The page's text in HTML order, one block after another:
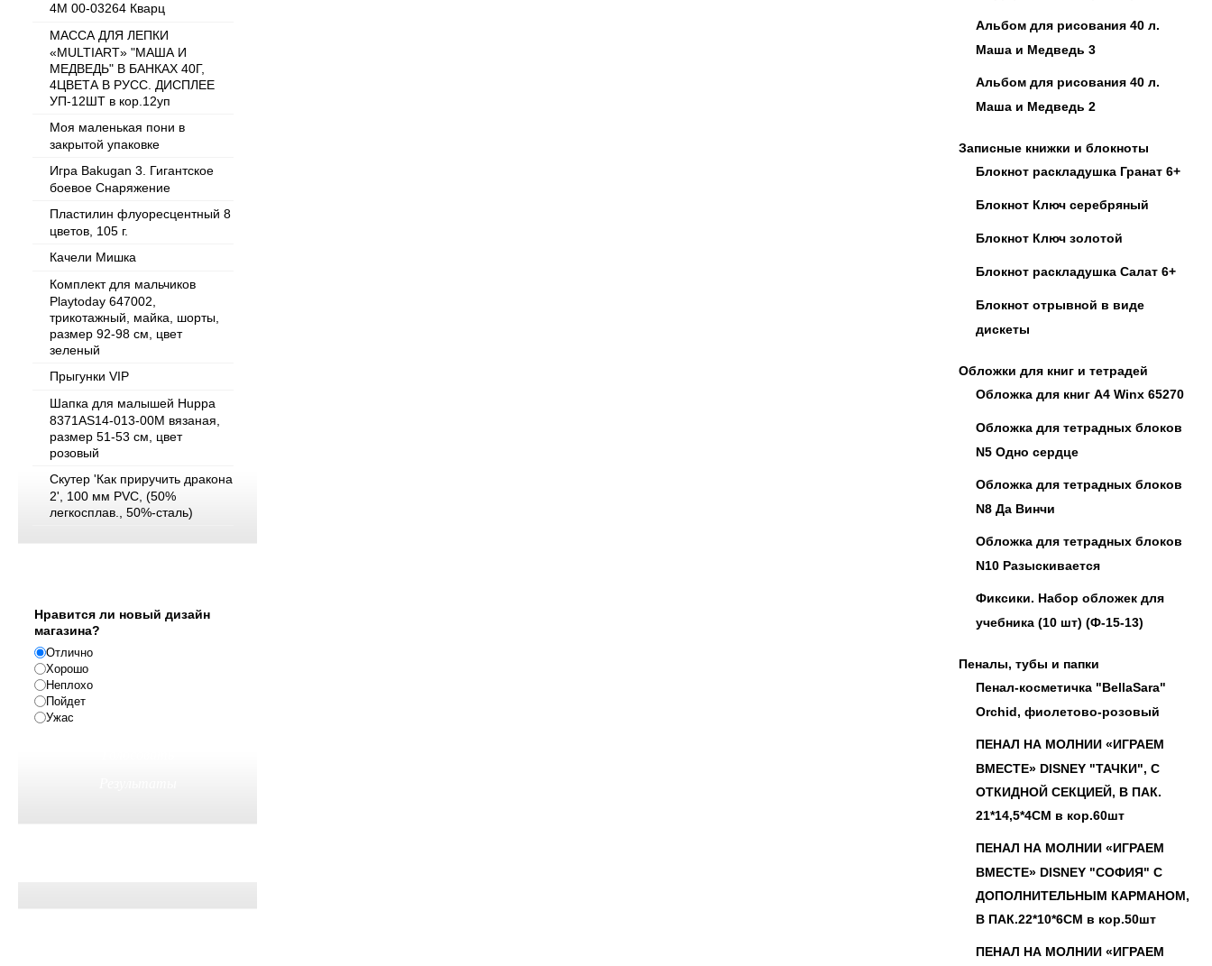
Альбом для рисования 40 л.
Маша и Медведь 3
Альбом для рисования 40 л.
Маша и Медведь 2
Записные книжки и блокноты
Блокнот раскладушка Гранат 6+
Блокнот Ключ серебряный
Блокнот Ключ золотой
Блокнот раскладушка Салат 6+
Блокнот отрывной в виде
дискеты
Обложки для книг и тетрадей
Обложка для книг А4 Winx 65270
Обложка для тетрадных блоков
N5 Одно сердце
Обложка для тетрадных блоков
N8 Да Винчи
Обложка для тетрадных блоков
N10 Разыскивается
Фиксики. Набор обложек для
учебника (10 шт) (Ф-15-13)
Пеналы, тубы и папки
Пенал-косметичка "BellaSara"
Orchid, фиолетово-розовый
ПЕНАЛ НА МОЛНИИ «ИГРАЕМ
ВМЕСТЕ» DISNEY "ТАЧКИ", С
ОТКИДНОЙ СЕКЦИЕЙ, В ПАК.
21*14,5*4СМ в кор.60шт
ПЕНАЛ НА МОЛНИИ «ИГРАЕМ
ВМЕСТЕ» DISNEY "СОФИЯ" С
ДОПОЛНИТЕЛЬНЫМ КАРМАНОМ,
В ПАК.22*10*6СМ в кор.50шт
ПЕНАЛ НА МОЛНИИ «ИГРАЕМ
4M 00-03264 Кварц
МАССА ДЛЯ ЛЕПКИ
«MULTIART» "МАША И
МЕДВЕДЬ" В БАНКАХ 40Г,
4ЦВЕТА В РУСС. ДИСПЛЕЕ
УП-12ШТ в кор.12уп
Моя маленькая пони в
закрытой упаковке
Игра Bakugan 3. Гигантское
боевое Снаряжение
Пластилин флуоресцентный 8
цветов, 105 г.
Качели Мишка
Комплект для мальчиков
Playtoday 647002,
трикотажный, майка, шорты,
размер 92-98 см, цвет
зеленый
Прыгунки VIP
Шапка для малышей Huppa
8371AS14-013-00M вязаная,
размер 51-53 см, цвет
розовый
Скутер 'Как приручить дракона
2', 100 мм PVC, (50%
легкосплав., 50%-сталь)
Нравится ли новый дизайн
магазина?
Отлично
Хорошо
Неплохо
Пойдет
Ужас